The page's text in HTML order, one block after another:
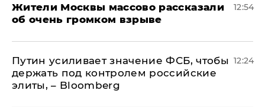
Жители Москвы массово рассказали
об очень громком взрыве
12:54
Путин усиливает значение ФСБ, чтобы
держать под контролем российские
элиты, – Bloomberg
12:24